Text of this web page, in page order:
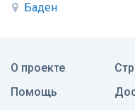
Баден
О проекте
Помощь